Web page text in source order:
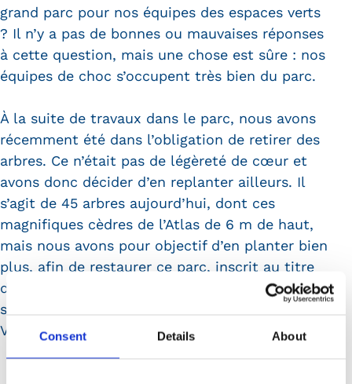
Consent Details About
grand parc pour nos équipes des espaces verts
? Il n’y a pas de bonnes ou mauvaises réponses
à cette question, mais une chose est sûre : nos
équipes de choc s’occupent très bien du parc.
À la suite de travaux dans le parc, nous avons
récemment été dans l’obligation de retirer des
arbres. Ce n’était pas de légèreté de cœur et
avons donc décider d’en replanter ailleurs. Il
s’agit de 45 arbres aujourd’hui, dont ces
magnifiques cèdres de l’Atlas de 6 m de haut,
mais nous avons pour objectif d’en planter bien
plus, afin de restaurer ce parc, inscrit au titre
des monuments historiques, dans l’esprit de
son créateur entre 1837 et 1880; Louis-Sulpice
Varé.